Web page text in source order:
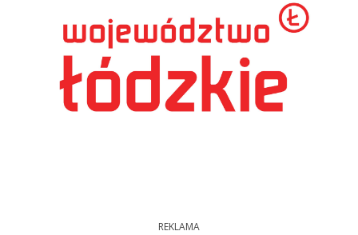
REKLAMA